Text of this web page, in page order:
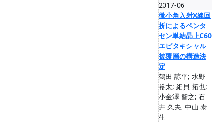
2017-06
微小角入射X線回
折によるペンタ
セン単結晶上C60
エピタキシャル
被覆層の構造決
定
鶴田 諒平; 水野
裕太; 細貝 拓也;
小金澤 智之; 石
井 久夫; 中山 泰
生